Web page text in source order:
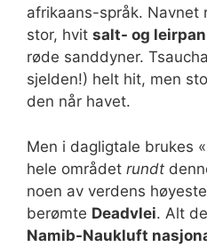
afrikaans-språk. Navnet
stor, hvit salt- og
røde sanddyner.
sjelden!) helt hit, men
den når havet.
Men i dagligtale brukes
hele området rundt
noen av verdens
berømte Deadvlei. Alt
Namib-Naukluft